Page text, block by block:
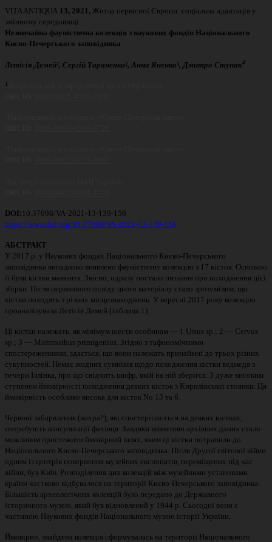
VITA ANTIQUA 13, 2021, Житла первісної Європи: соціальна адаптація у
змінному середовищі.
Незвичайна фауністична колекція з наукових фондів Національного
Києво-Печерського заповідника
Лєтісія Демей¹, Сергій Тараненко², Анна Яненко³, Дмитро Ступак4
¹
DOI: 10.37098/VA-2021-13-139-156
https://www.doi.org/10.37098/VA-2021-13-139-156
АБСТРАКТ
У 2017 р. у Наукових фондах Національного Києво-Печерського
заповідника випадково виявлено фауністичну колекцію з 17 кісток. Основою
її були кістки мамонта. Звісно, одразу постало питання про походження цієї
збірки. Після первинного огляду цього матеріалу стало зрозумілим, що
кістки походять з різних місцезнаходжень. У вересні 2017 року колекцію
проаналізувала Летісія Демей (таблиця 1).
Ці кістки належать, як мінімум шести особинам — 1 Ursus sp.; 2 — Cervus
sp.; 3 — Mammuthus primigenius. Згідно з тафономічними
спостереженнями, здається, що вони належать принаймні до трьох різних
сукупностей. Немає жодних сумнівів щодо походження кістки ведмедя з
печери Іллінка, про що свідчить шифр, якій на ній зберігся. З дуже високим
ступенем ймовірності походження деяких кісток з Кирилівської стоянки. Ця
ймовірність особливо висока для кісток No 13 та 6.
Червоні забарвлення (вохра?), які спостерігаються на деяких кістках,
потребують консультації фахівця. Завдяки вивченню архівних даних стало
можливим простежити ймовірний шлях, яким ці кістки потрапили до
Національного Києво-Печерського заповідника. Після Другої світової війни
одним із центрів повернення музейних експонатів, переміщених під час
війни, був Київ. Розподілення цих колекцій між музейними установами
країни частково відбувалося на території Києво-Печерського заповідника.
Більшість археологічних колекцій було передано до Державного
історичного музею, який був відновлений у 1944 р. Сьогодні вони є
частиною Наукових фондів Національного музею історії України.
Ймовірно, знайдена колекція сформувалась на території Національного